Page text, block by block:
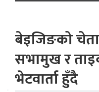
बेइजिङको
सभामुख र
भेटवार्ता हुँदै